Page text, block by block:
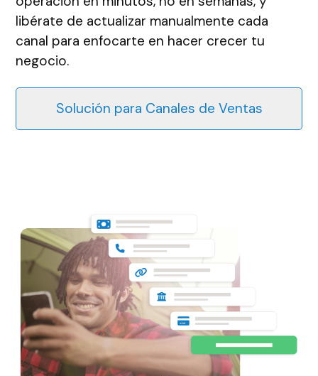
libérate de actualizar manualmente cada
canal para enfocarte en hacer crecer tu
negocio.
Solución para Canales de Ventas